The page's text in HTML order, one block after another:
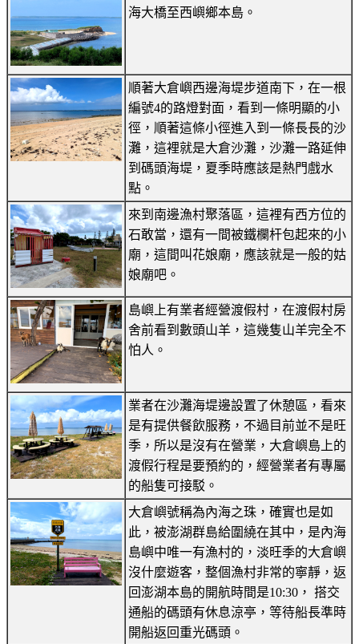
海大橋至西嶼鄉本島。
順著大倉嶼西邊海堤步道南下，在一根
編號4的路燈對面，看到一條明顯的小
徑，順著這條小徑進入到一條長長的沙
灘，這裡就是大倉沙灘，沙灘一路延伸
到碼頭海堤，夏季時應該是熱門戲水
點。
來到南邊漁村聚落區，這裡有西方位的
石敢當，還有一間被鐵欄杆包起來的小
廟，這間叫花娘廟，應該就是一般的姑
娘廟吧。
島嶼上有業者經營渡假村，在渡假村房
舍前看到數頭山羊，這幾隻山羊完全不
怕人。
業者在沙灘海堤邊設置了休憩區，看來
是有提供餐飲服務，不過目前並不是旺
季，所以是沒有在營業，大倉嶼島上的
渡假行程是要預約的，經營業者有專屬
的船隻可接駁。
大倉嶼號稱為內海之珠，確實也是如
此，被澎湖群島給圍繞在其中，是內海
島嶼中唯一有漁村的，淡旺季的大倉嶼
沒什麼遊客，整個漁村非常的寧靜，返
回澎湖本島的開航時間是10:30， 搭交
通船的碼頭有休息涼亭，等待船長準時
開船返回重光碼頭。